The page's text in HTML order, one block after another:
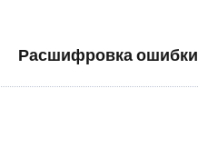
Расшифровка ошибки